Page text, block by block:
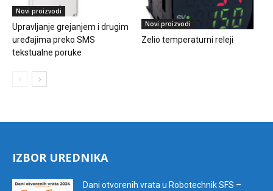
Novi proizvodi
Upravljanje grejanjem i drugim
uređajima preko SMS
tekstualne poruke
Novi proizvodi
Zelio temperaturni releji
IZBOR UREDNIKA
Dani otvorenih vrata u Robotechnik SFS –